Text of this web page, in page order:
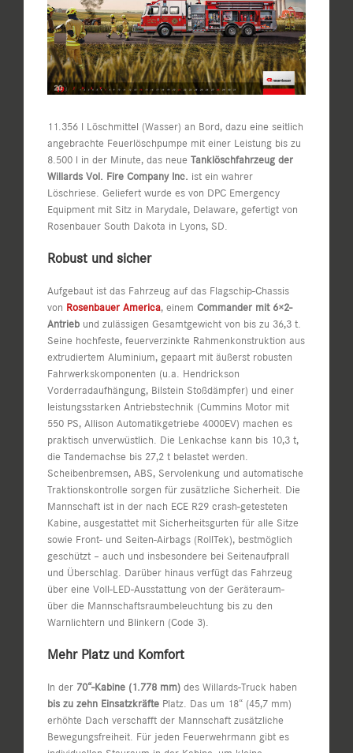
11.356 l Löschmittel (Wasser) an Bord, dazu eine seitlich
angebrachte Feuerlöschpumpe mit einer Leistung bis zu
8.500 l in der Minute, das neue Tanklöschfahrzeug der
Willards Vol. Fire Company Inc. ist ein wahrer
Löschriese. Geliefert wurde es von DPC Emergency
Equipment mit Sitz in Marydale, Delaware, gefertigt von
Rosenbauer South Dakota in Lyons, SD.
Robust und sicher
Aufgebaut ist das Fahrzeug auf das Flagschip-Chassis
von Rosenbauer America, einem Commander mit 6×2-
Antrieb und zulässigen Gesamtgewicht von bis zu 36,3 t.
Seine hochfeste, feuerverzinkte Rahmenkonstruktion aus
extrudiertem Aluminium, gepaart mit äußerst robusten
Fahrwerkskomponenten (u.a. Hendrickson
Vorderradaufhängung, Bilstein Stoßdämpfer) und einer
leistungsstarken Antriebstechnik (Cummins Motor mit
550 PS, Allison Automatikgetriebe 4000EV) machen es
praktisch unverwüstlich. Die Lenkachse kann bis 10,3 t,
die Tandemachse bis 27,2 t belastet werden.
Scheibenbremsen, ABS, Servolenkung und automatische
Traktionskontrolle sorgen für zusätzliche Sicherheit. Die
Mannschaft ist in der nach ECE R29 crash-getesteten
Kabine, ausgestattet mit Sicherheitsgurten für alle Sitze
sowie Front- und Seiten-Airbags (RollTek), bestmöglich
geschützt – auch und insbesondere bei Seitenaufprall
und Überschlag. Darüber hinaus verfügt das Fahrzeug
über eine Voll-LED-Ausstattung von der Geräteraum-
über die Mannschaftsraumbeleuchtung bis zu den
Warnlichtern und Blinkern (Code 3).
Mehr Platz und Komfort
In der 70“-Kabine (1.778 mm) des Willards-Truck haben
bis zu zehn Einsatzkräfte Platz. Das um 18“ (45,7 mm)
erhöhte Dach verschafft der Mannschaft zusätzliche
Bewegungsfreiheit. Für jeden Feuerwehrmann gibt es